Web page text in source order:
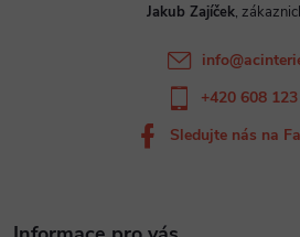
Jakub Zajíček
info@
+420 608
Sledujte nás na